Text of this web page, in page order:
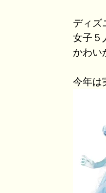
ディズ
女子５
かわい
今年は